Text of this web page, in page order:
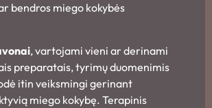
bendros miego kokybės
, vartojami vieni ar derinami
preparatais, tyrimų duomenimis
itin veiksmingi gerinant
miego kokybę. Terapinis